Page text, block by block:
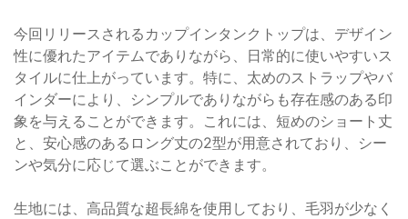
今回リリースされるカップインタンクトップは、デザイン
性に優れたアイテムでありながら、日常的に使いやすいス
タイルに仕上がっています。特に、太めのストラップやバ
インダーにより、シンプルでありながらも存在感のある印
象を与えることができます。これには、短めのショート丈
と、安心感のあるロング丈の2型が用意されており、シー
ンや気分に応じて選ぶことができます。
生地には、高品質な超長綿を使用しており、毛羽が少なく